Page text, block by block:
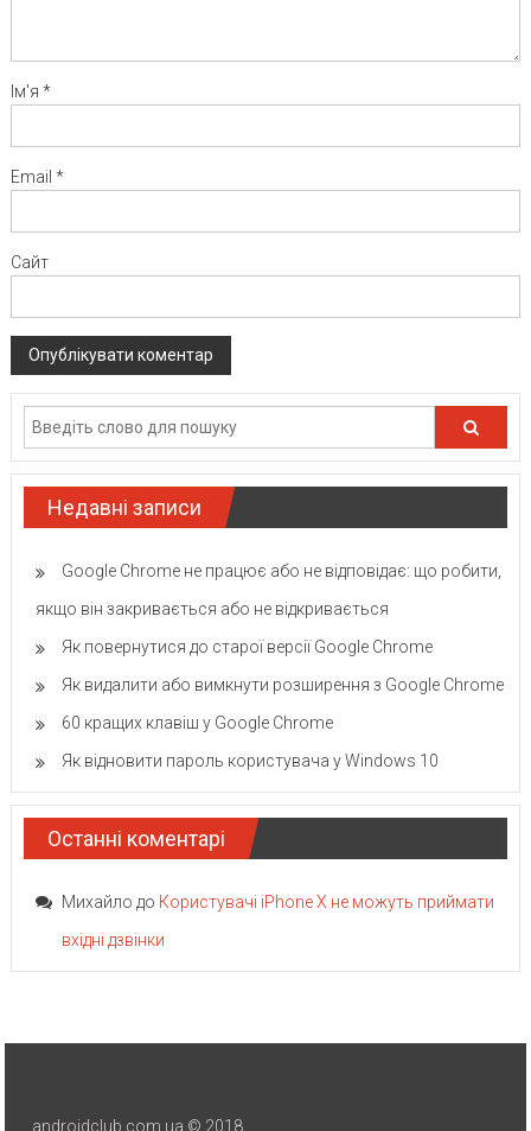
Ім'я *
Email *
Сайт
Недавні записи
Google Chrome не працює або не відповідає: що робити,
якщо він закривається або не відкривається
Як повернутися до старої версії Google Chrome
Як видалити або вимкнути розширення з Google Chrome
60 кращих клавіш у Google Chrome
Як відновити пароль користувача у Windows 10
Останні коментарі
Михайло до Користувачі iPhone X не можуть приймати
вхідні дзвінки
androidclub.com.ua © 2018